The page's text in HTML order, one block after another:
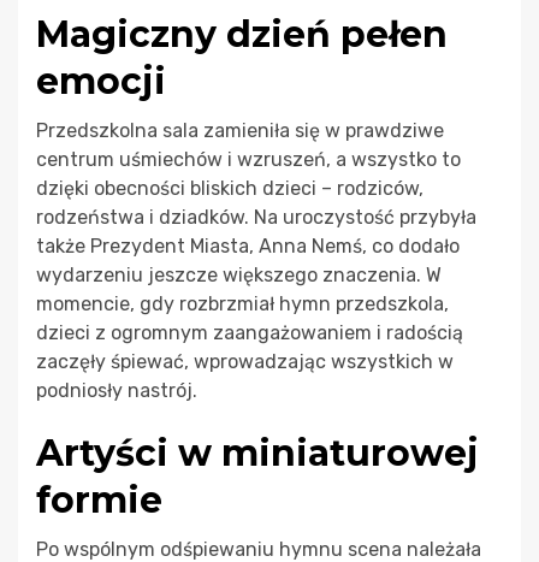
Magiczny dzień pełen
emocji
Przedszkolna sala zamieniła się w prawdziwe
centrum uśmiechów i wzruszeń, a wszystko to
dzięki obecności bliskich dzieci – rodziców,
rodzeństwa i dziadków. Na uroczystość przybyła
także Prezydent Miasta, Anna Nemś, co dodało
wydarzeniu jeszcze większego znaczenia. W
momencie, gdy rozbrzmiał hymn przedszkola,
dzieci z ogromnym zaangażowaniem i radością
zaczęły śpiewać, wprowadzając wszystkich w
podniosły nastrój.
Artyści w miniaturowej
formie
Po wspólnym odśpiewaniu hymnu scena należała